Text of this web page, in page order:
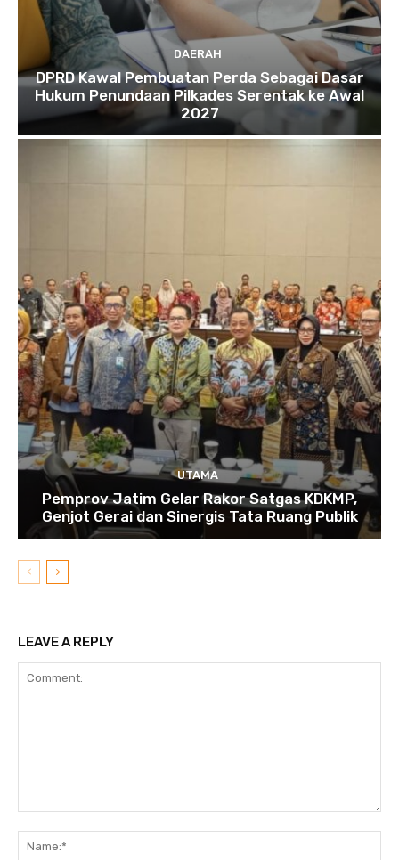
DAERAH
DPRD Kawal Pembuatan Perda Sebagai Dasar
Hukum Penundaan Pilkades Serentak ke Awal
2027
UTAMA
Pemprov Jatim Gelar Rakor Satgas KDKMP,
Genjot Gerai dan Sinergis Tata Ruang Publik
LEAVE A REPLY